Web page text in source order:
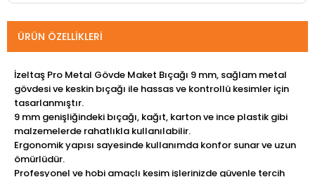
ÜRÜN ÖZELLIKLERI
İzeltaş Pro Metal Gövde Maket Bıçağı 9 mm, sağlam metal
gövdesi ve keskin bıçağı ile hassas ve kontrollü kesimler için
tasarlanmıştır.
9 mm genişliğindeki bıçağı, kağıt, karton ve ince plastik gibi
malzemelerde rahatlıkla kullanılabilir.
Ergonomik yapısı sayesinde kullanımda konfor sunar ve uzun
ömürlüdür.
Profesyonel ve hobi amaçlı kesim işlerinizde güvenle tercih